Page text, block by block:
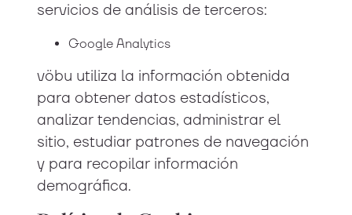
servicios de análisis de terceros:
Google Analytics
vöbu utiliza la información obtenida
para obtener datos estadísticos,
analizar tendencias, administrar el
sitio, estudiar patrones de navegación
y para recopilar información
demográfica.